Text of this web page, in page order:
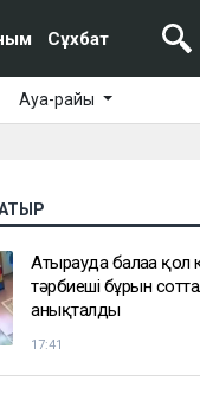
Сұхбат
Ауа-райы
Атырауда балаға қол
тәрбиеші бұрын
анықталды
17:41